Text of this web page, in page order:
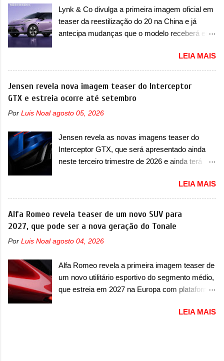
aconteceu no primeiro semestre. Na dianteira, o
sedã conta com faróis mais quadrados e
compactos, com luzes ...
italiano tem grande parte no desenvolvimento
do Dune. Baseado no Huracán, o Dune nasce
com uma proposta similar ao que a marca
característico da Rezvani. Junto com as
imagens, a marca já confirmou que o Dune será
um carro muito exclusivo. Ao todo, serão
apenas sete unidades produzidas... para todo
equipado com um motor V10 Supercharger
capaz de desenvolver cerca de 800cv que
separou a performance exótica da aventura i...
Lynk & Co divulga a primeira imagem oficial em
teaser da reestilização do 20 na China e já
antecipa mudanças que o modelo receberá em
apresentar na China as primeiras mudanças
para o Z20, um misto de hatch com SUV que é
vendido no mercado chinês desde o
lançamento, em 2024. Agora, o modelo passará
mudará de nome. Vendido na Europa como 02
vendido na China apenas como ‘20’. Junto das
mudanças visuais, a marca confirmou que ele
pode ser um dos primeiros produtos da
Chamado de ’16 em 1’, também chamado de
Thunder, ele apresenta uma melhoria de
eficiência térmica e integra 12 elementos de
hardware. Entre eles, motor elétrico, controlador
de motor, redutor, conversor CC-CC, OBC,
de pré-carga e gateway de domínio de energia.
Há mais quatro recursos de software como
gerenciamento...
LEIA MAIS
Jensen revela nova imagem teaser do Interceptor
GTX e estreia ocorre até setembro
Por Luis Noal agosto 05, 2026
Jensen revela as novas imagens teaser do
Interceptor GTX, que será apresentado ainda
neste terceiro trimestre de 2026 e ainda terá
International Automotive (abreviação de JIA)
apresentou uma nova imagem teaser que
mostra como será o Interceptor GTX, o
esportivo que recolocará a marca no mercado.
O granturismo (GT) apareceu em uma nova
imagem de traseira, onde ele aparece o para-
esportivo será apresentado no terceiro trimestre
de 2026, ou seja, acontecerá entre os meses de
julho e setembro (e já estamos em agosto), ou
o dia 30 de setembro. A marca confirmou que
LEIA MAIS
Alfa Romeo revela teaser de um novo SUV para
2027, que pode ser a nova geração do Tonale
Por Luis Noal agosto 04, 2026
Alfa Romeo revela a primeira imagem teaser de
um novo utilitário esportivo do segmento médio,
que estreia em 2027 na Europa com plataforma
imagem teaser de um novo utilitário esportivo
LEIA MAIS